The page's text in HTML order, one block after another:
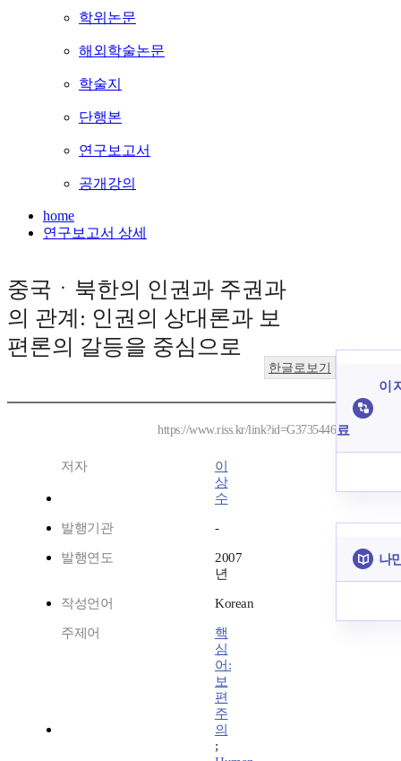
학위논문
해외학술논문
학술지
단행본
연구보고서
공개강의
home
연구보고서 상세
중국ㆍ북한의 인권과 주권과
의 관계: 인권의 상대론과 보
편론의 갈등을 중심으로
한글로보기
https://www.riss.kr/link?id=G3735446
저자
이
상
수
발행기관 -
발행연도
2007
년
작성언어 Korean
주제어
핵
심
어:
보
편
주
의
;
이
료
나